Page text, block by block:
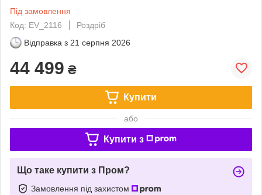
Під замовлення
Код: EV_2116
Роздріб
Відправка з 21 серпня 2026
44 499 ₴
Купити
або
Купити з
Що таке купити з Пром?
Замовлення під захистом